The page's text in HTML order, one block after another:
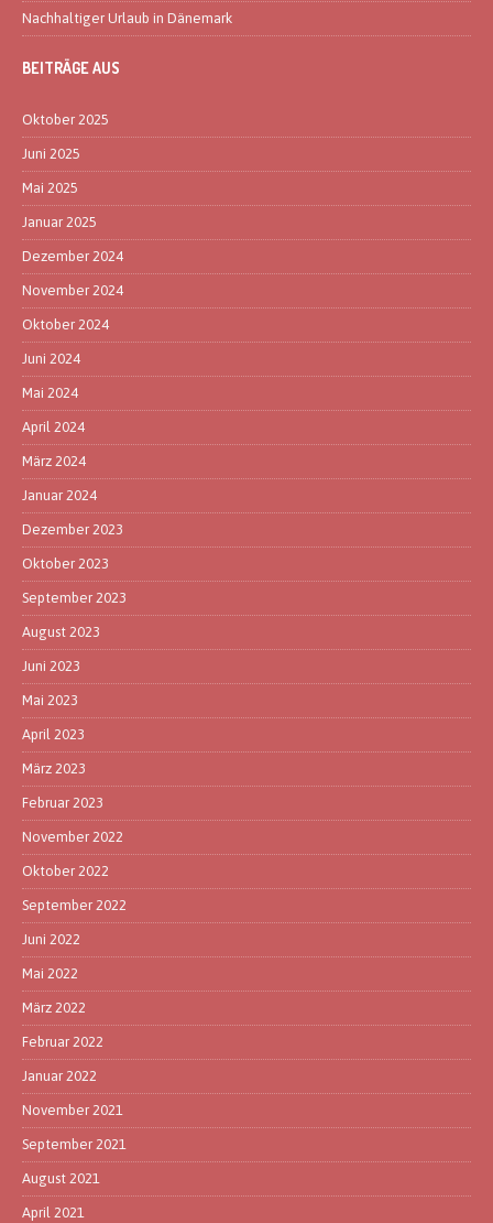
Nachhaltiger Urlaub in Dänemark
BEITRÄGE AUS
Oktober 2025
Juni 2025
Mai 2025
Januar 2025
Dezember 2024
November 2024
Oktober 2024
Juni 2024
Mai 2024
April 2024
März 2024
Januar 2024
Dezember 2023
Oktober 2023
September 2023
August 2023
Juni 2023
Mai 2023
April 2023
März 2023
Februar 2023
November 2022
Oktober 2022
September 2022
Juni 2022
Mai 2022
März 2022
Februar 2022
Januar 2022
November 2021
September 2021
August 2021
April 2021